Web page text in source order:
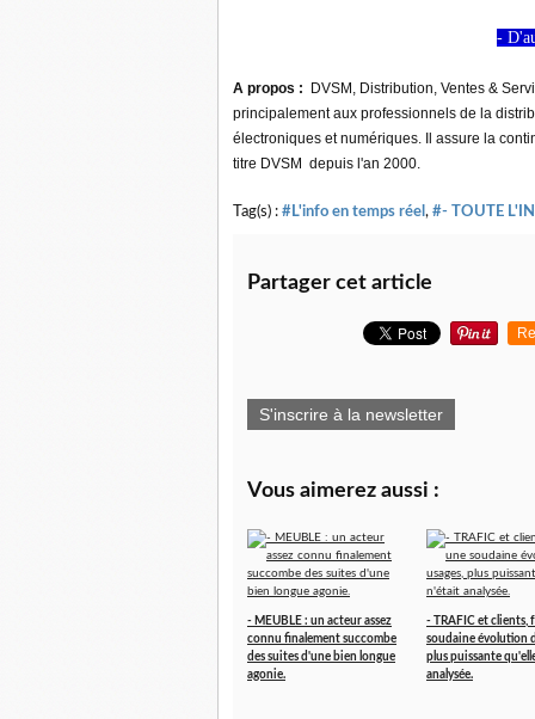
-
A propos :
DVSM, Distribution, Ventes &
principalement aux professionnels de la
électroniques et numériques. Il assure la
titre DVSM depuis l'an 2000.
Tag(s) : #L'info en temps réel , #- TOUTE
Partager cet article
S'inscrire à la newsletter
Vous aimerez aussi :
- MEUBLE : un acteur assez
connu finalement succombe
des suites d'une bien longue
agonie.
- TRAFIC et clients,
soudaine évolution
plus puissante
analysée.